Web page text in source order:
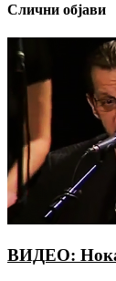
Слични објави
ВИДЕО: